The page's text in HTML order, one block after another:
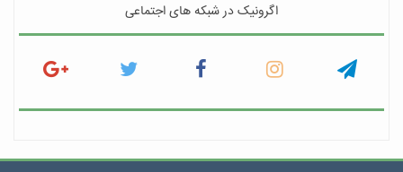
اگرونیک در شبکه های اجتماعی